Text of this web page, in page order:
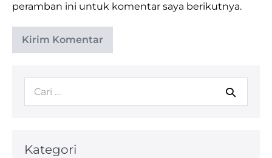
peramban ini untuk komentar saya berikutnya.
Kategori